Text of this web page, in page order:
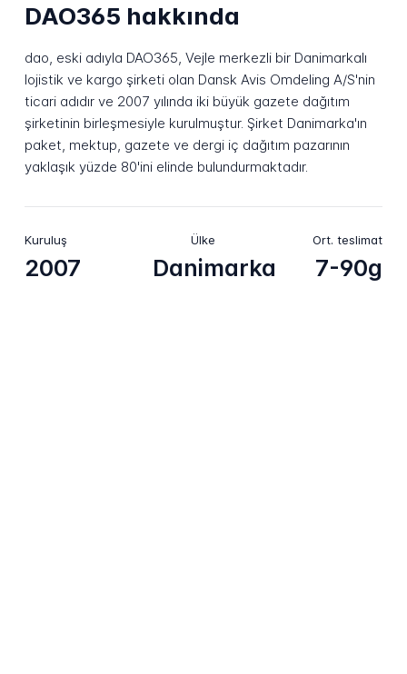
DAO365 hakkında
dao, eski adıyla DAO365, Vejle merkezli bir Danimarkalı
lojistik ve kargo şirketi olan Dansk Avis Omdeling A/S'nin
ticari adıdır ve 2007 yılında iki büyük gazete dağıtım
şirketinin birleşmesiyle kurulmuştur. Şirket Danimarka'ın
paket, mektup, gazete ve dergi iç dağıtım pazarının
yaklaşık yüzde 80'ini elinde bulundurmaktadır.
Kuruluş
2007
Ülke
Danimarka
Ort. teslimat
7-90g